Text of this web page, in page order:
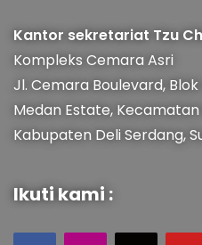
Kantor sekretariat Tzu
Kompleks Cemara Asri
Jl. Cemara Boulevard, Blok
Medan Estate, Kecamatan
Kabupaten Deli Serdang,
Ikuti kami :